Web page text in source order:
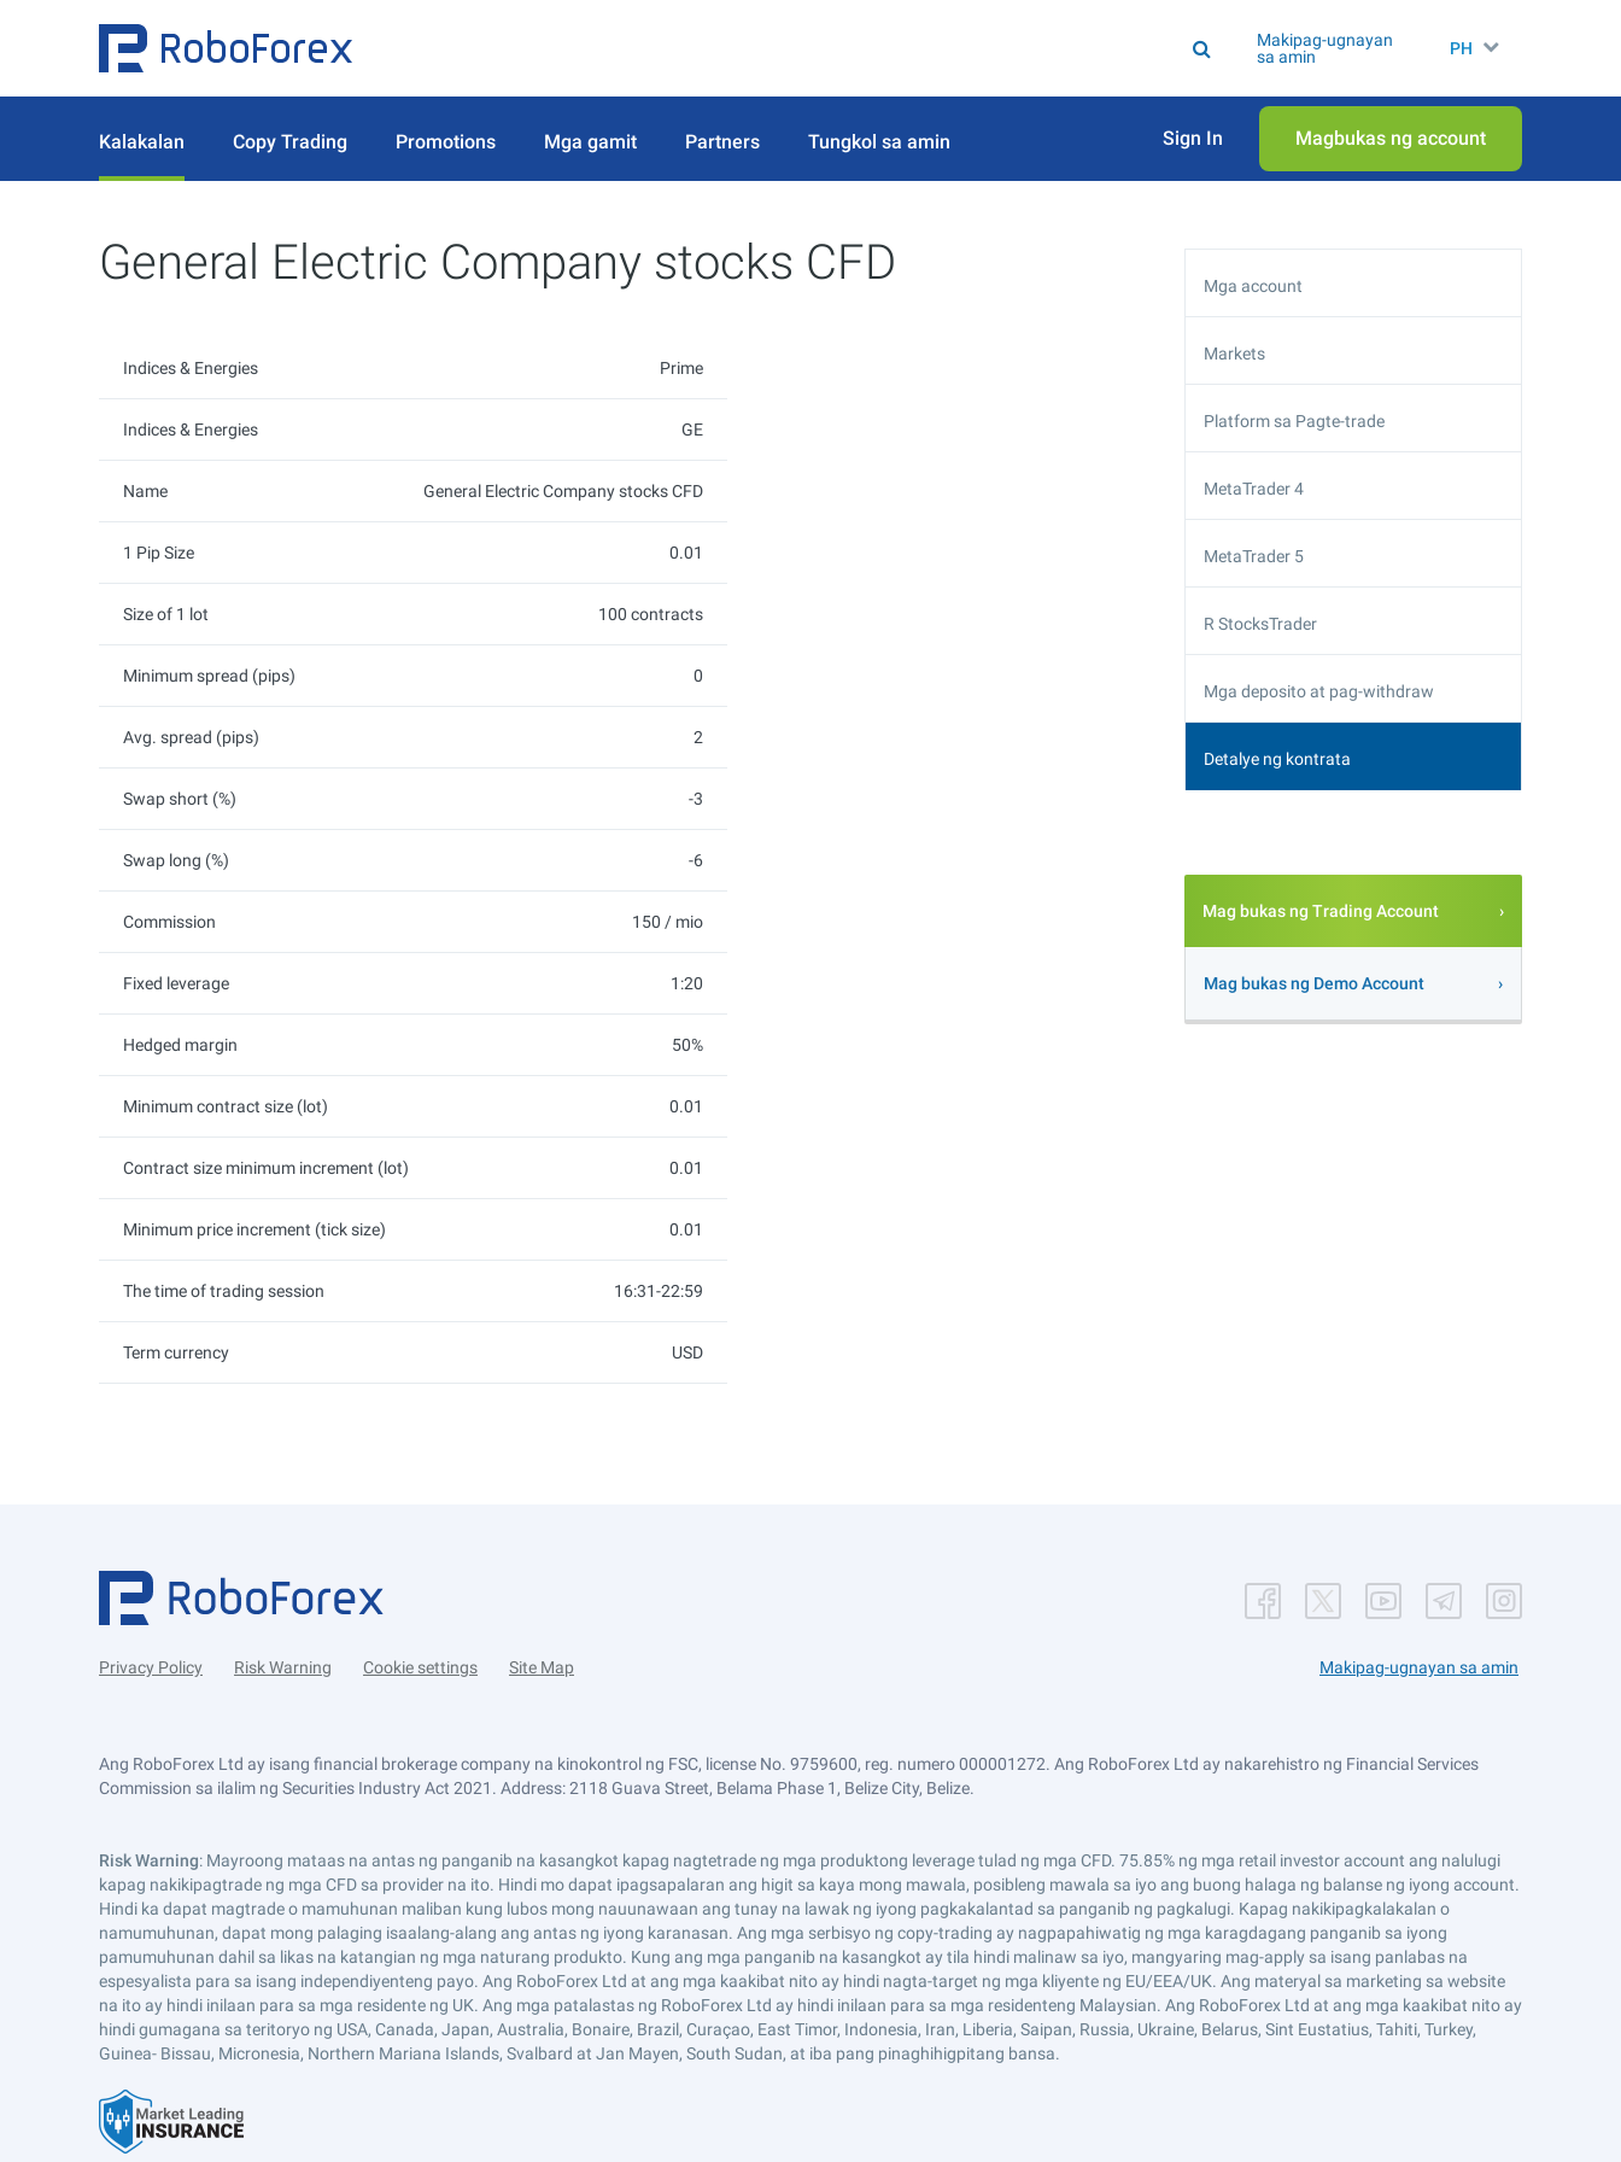
Makipag-ugnayan
sa amin
PH
Kalakalan Copy Trading Promotions Mga gamit Partners Tungkol sa amin Sign In Magbukas ng account
General Electric Company stocks CFD
Indices & Energies Prime
Indices & Energies GE
Name General Electric Company stocks CFD
1 Pip Size 0.01
Size of 1 lot 100 contracts
Minimum spread (pips) 0
Avg. spread (pips) 2
Swap short (%) -3
Swap long (%) -6
Commission 150 / mio
Fixed leverage 1:20
Hedged margin 50%
Minimum contract size (lot) 0.01
Contract size minimum increment (lot) 0.01
Minimum price increment (tick size) 0.01
The time of trading session 16:31-22:59
Term currency USD
Mga account
Markets
Platform sa Pagte-trade
MetaTrader 4
MetaTrader 5
R StocksTrader
Mga deposito at pag-withdraw
Detalye ng kontrata
Mag bukas ng Trading Account
Mag bukas ng Demo Account
Privacy Policy Risk Warning Cookie settings Site Map Makipag-ugnayan sa amin
Ang RoboForex Ltd ay isang financial brokerage company na kinokontrol ng FSC, license No. 9759600, reg. numero 000001272. Ang RoboForex Ltd ay nakarehistro ng Financial Services
Commission sa ilalim ng Securities Industry Act 2021. Address: 2118 Guava Street, Belama Phase 1, Belize City, Belize.
Risk Warning: Mayroong mataas na antas ng panganib na kasangkot kapag nagtetrade ng mga produktong leverage tulad ng mga CFD. 75.85% ng mga retail investor account ang nalulugi
kapag nakikipagtrade ng mga CFD sa provider na ito. Hindi mo dapat ipagsapalaran ang higit sa kaya mong mawala, posibleng mawala sa iyo ang buong halaga ng balanse ng iyong account.
Hindi ka dapat magtrade o mamuhunan maliban kung lubos mong nauunawaan ang tunay na lawak ng iyong pagkakalantad sa panganib ng pagkalugi. Kapag nakikipagkalakalan o
namumuhunan, dapat mong palaging isaalang-alang ang antas ng iyong karanasan. Ang mga serbisyo ng copy-trading ay nagpapahiwatig ng mga karagdagang panganib sa iyong
pamumuhunan dahil sa likas na katangian ng mga naturang produkto. Kung ang mga panganib na kasangkot ay tila hindi malinaw sa iyo, mangyaring mag-apply sa isang panlabas na
espesyalista para sa isang independiyenteng payo. Ang RoboForex Ltd at ang mga kaakibat nito ay hindi nagta-target ng mga kliyente ng EU/EEA/UK. Ang materyal sa marketing sa website
na ito ay hindi inilaan para sa mga residente ng UK. Ang mga patalastas ng RoboForex Ltd ay hindi inilaan para sa mga residenteng Malaysian. Ang RoboForex Ltd at ang mga kaakibat nito ay
hindi gumagana sa teritoryo ng USA, Canada, Japan, Australia, Bonaire, Brazil, Curaçao, East Timor, Indonesia, Iran, Liberia, Saipan, Russia, Ukraine, Belarus, Sint Eustatius, Tahiti, Turkey,
Guinea- Bissau, Micronesia, Northern Mariana Islands, Svalbard at Jan Mayen, South Sudan, at iba pang pinaghihigpitang bansa.